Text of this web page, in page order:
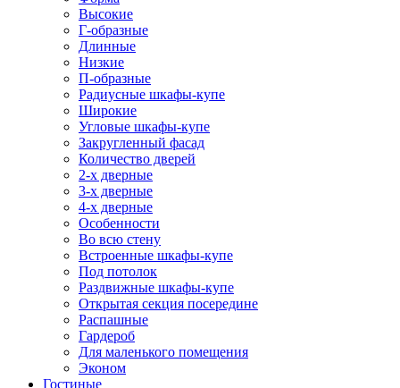
Высокие
Г-образные
Длинные
Низкие
П-образные
Радиусные шкафы-купе
Широкие
Угловые шкафы-купе
Закругленный фасад
Количество дверей
2-х дверные
3-х дверные
4-х дверные
Особенности
Во всю стену
Встроенные шкафы-купе
Под потолок
Раздвижные шкафы-купе
Открытая секция посередине
Распашные
Гардероб
Для маленького помещения
Эконом
Гостиные